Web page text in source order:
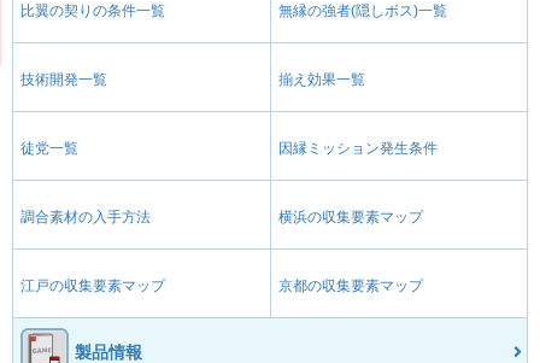
比翼の契りの条件一覧 無縁の強者(隠しボス)一覧
技術開発一覧 揃え効果一覧
徒党一覧 因縁ミッション発生条件
調合素材の入手方法 横浜の収集要素マップ
江戸の収集要素マップ 京都の収集要素マップ
製品情報